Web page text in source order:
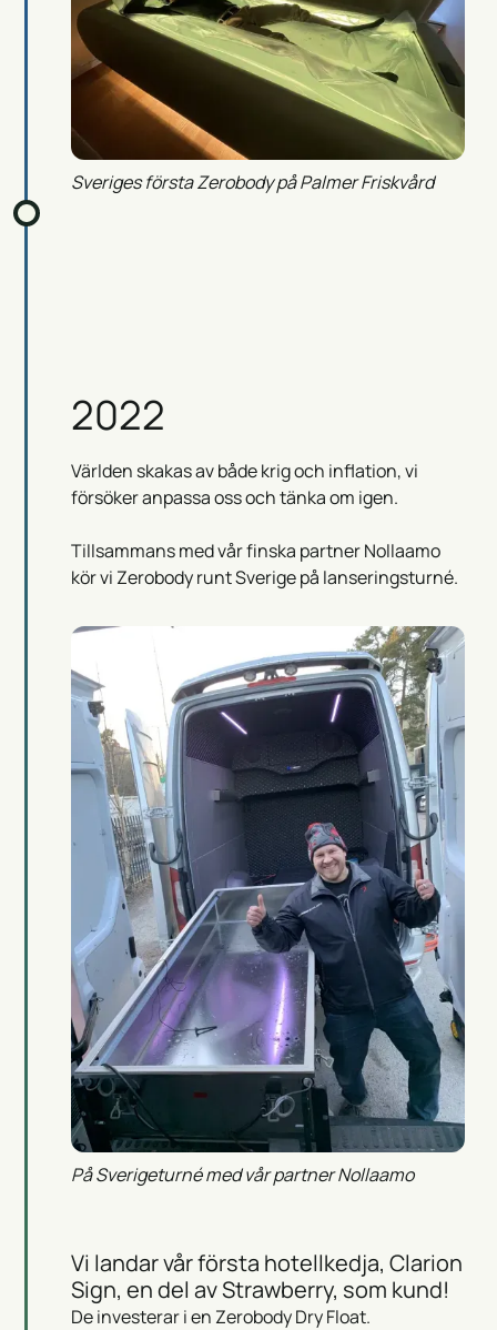
Sveriges första Zerobody på Palmer Friskvård
Världen skakas av både krig och inflation, vi
försöker anpassa oss och tänka om igen.
Tillsammans med vår finska partner Nollaamo
kör vi Zerobody runt Sverige på lanseringsturné.
På Sverigeturné med vår partner Nollaamo
Vi landar vår första hotellkedja, Clarion
Sign, en del av Strawberry, som kund!
De investerar i en Zerobody Dry Float.
2022